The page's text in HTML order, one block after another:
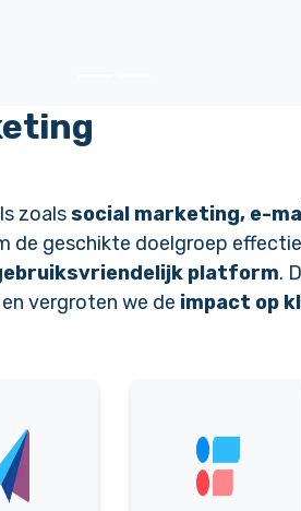
zoalssocial marketing, e-
de geschikte doelgroep
platform.
vergroten we de impact op